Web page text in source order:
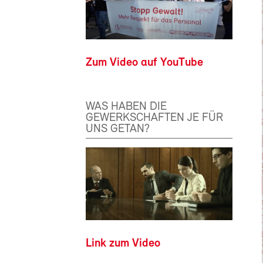
Zum Video auf YouTube
WAS HABEN DIE
GEWERKSCHAFTEN JE FÜR
UNS GETAN?
Link zum Video